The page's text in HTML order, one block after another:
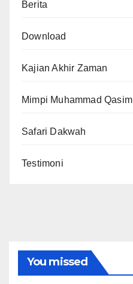
Berita
Download
Kajian Akhir Zaman
Mimpi Muhammad Qasim
Safari Dakwah
Testimoni
You missed